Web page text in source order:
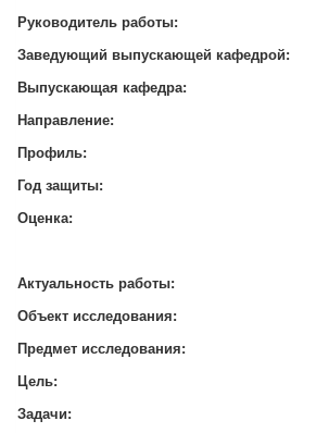
Руководитель работы:
Заведующий выпускающей кафедрой:
Выпускающая кафедра:
Направление:
Профиль:
Год защиты:
Оценка:
Актуальность работы:
Объект исследования:
Предмет исследования:
Цель:
Задачи: